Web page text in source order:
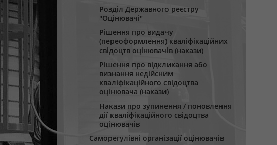
Розділ Державного реєстру
"Оцінювачі"
Рішення про видачу
(переоформлення) кваліфікаційних
свідоцтв оцінювачів (накази)
Рішення про відкликання або
визнання недійсним
кваліфікаційного свідоцтва
оцінювача (накази)
Накази про зупинення / поновлення
дії кваліфікаційного свідоцтва
оцінювачів
Саморегулівні організації оцінювачів